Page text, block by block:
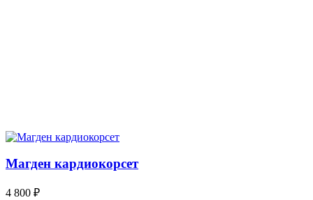
Магден кардиокорсет
4 800 ₽